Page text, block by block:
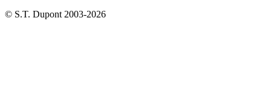
© S.T. Dupont 2003-2026